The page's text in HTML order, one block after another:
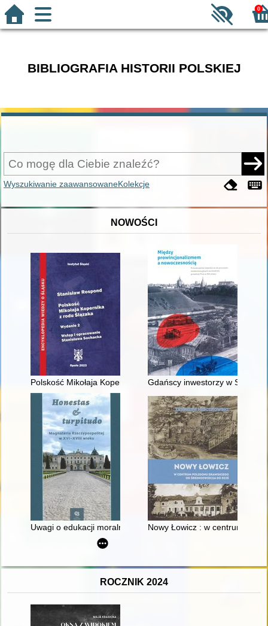
0
BIBLIOGRAFIA HISTORII POLSKIEJ
Wyszukiwanie zaawansowaneKolekcje
NOWOŚCI
Polskość Mikołaja Kopernika z rodu Ślązaka
Gdańscy inwestorzy w
Uwagi o edukacji moralnej synów szlacheckich w XVI-
Nowy Łowicz : w centrum
ROCZNIK 2024